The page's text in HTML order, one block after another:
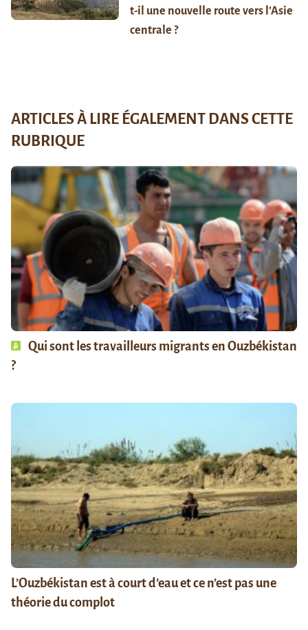
t-il une nouvelle route vers l’Asie
centrale ?
ARTICLES À LIRE ÉGALEMENT DANS CETTE
RUBRIQUE
Qui sont les travailleurs migrants en Ouzbékistan
?
L’Ouzbékistan est à court d’eau et ce n’est pas une
théorie du complot